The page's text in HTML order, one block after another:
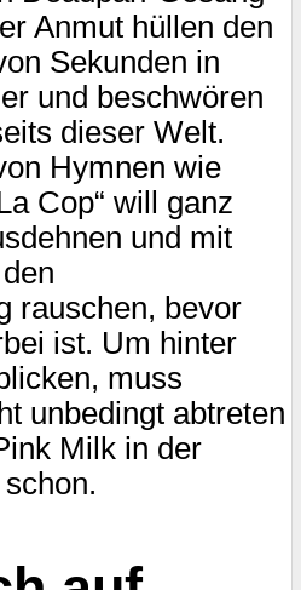
Anmut hüllen den
Sekunden in
und beschwören
dieser Welt.
Hymnen wie
Cop“ will ganz
und mit
rauschen, bevor
ist. Um hinter
muss
unbedingt abtreten
Milk in der